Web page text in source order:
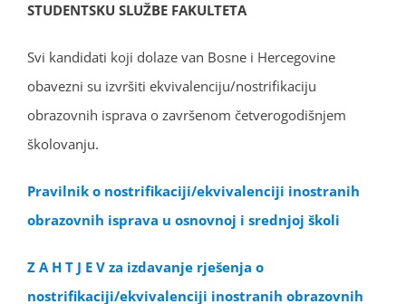
STUDENTSKU SLUŽBE FAKULTETA
Svi kandidati koji dolaze van Bosne i Hercegovine
obavezni su izvršiti ekvivalenciju/nostrifikaciju
obrazovnih isprava o završenom četverogodišnjem
školovanju.
Pravilnik o nostrifikaciji/ekvivalenciji inostranih
obrazovnih isprava u osnovnoj i srednjoj školi
Z A H T J E V za izdavanje rješenja o
nostrifikaciji/ekvivalenciji inostranih obrazovnih